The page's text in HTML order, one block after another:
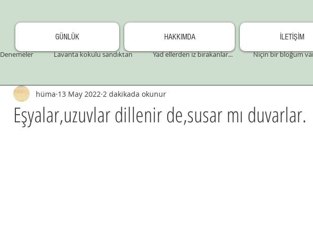
GÜNLÜK HAKKIMDA
İLETİŞİM
Denemeler Lavanta kokulu sandıktan Yad ellerden iz bırakanlar... Niçin bir bloğum
Eşyalar,uzuvlar dillenir de,susar mı duvarlar.
hüma 13 May 2022 2 dakikada okunur